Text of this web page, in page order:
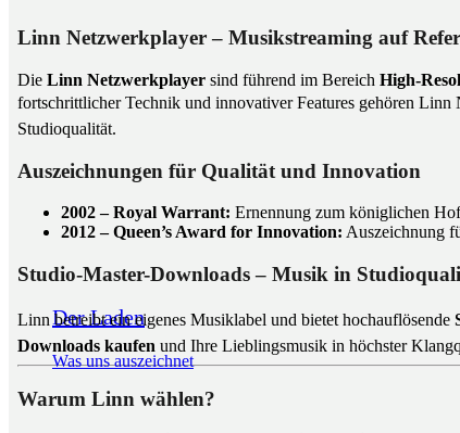
Der Laden
Was uns auszeichnet
Linn Netzwerkplayer – Musikstreaming auf
Die Linn Netzwerkplayer sind führend im Bereich High-
fortschrittlicher Technik und innovativer Features gehören
Studioqualität.
Auszeichnungen für Qualität und Innovation
2002 – Royal Warrant: Ernennung zum königlichen
2012 – Queen’s Award for Innovation: Auszeichnung
Studio-Master-Downloads – Musik in
Linn betreibt ein eigenes Musiklabel und bietet hochauflösende
Downloads kaufen und Ihre Lieblingsmusik in höchster
Warum Linn wählen?